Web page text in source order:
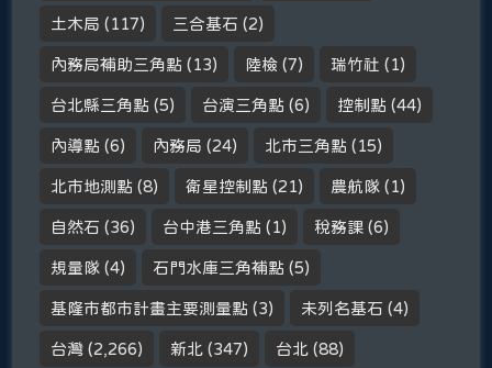
土木局 (117) 三合基石 (2)
內務局補助三角點 (13) 陸檢 (7) 瑞竹社 (1)
台北縣三角點 (5) 台演三角點 (6) 控制點 (44)
內導點 (6) 內務局 (24) 北市三角點 (15)
北市地測點 (8) 衛星控制點 (21) 農航隊 (1)
自然石 (36) 台中港三角點 (1) 稅務課 (6)
規量隊 (4) 石門水庫三角補點 (5)
基隆市都市計畫主要測量點 (3) 未列名基石 (4)
台灣 (2,266) 新北 (347) 台北 (88)